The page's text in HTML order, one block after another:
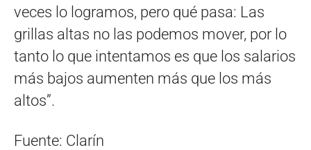
veces lo logramos, pero qué pasa: Las
grillas altas no las podemos mover, por lo
tanto lo que intentamos es que los salarios
más bajos aumenten más que los más
altos”.
Fuente: Clarín